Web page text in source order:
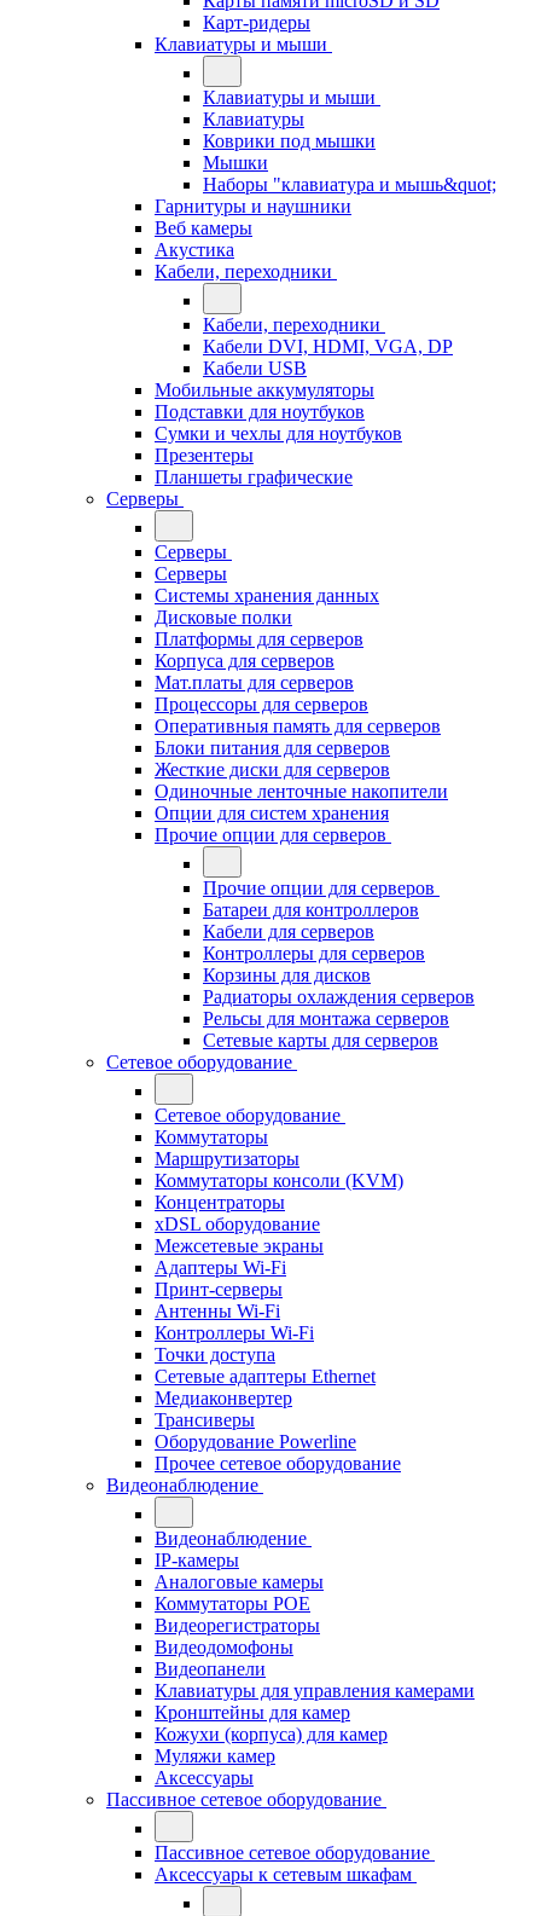
Карт-ридеры
Клавиатуры и мыши
Клавиатуры и мыши
Клавиатуры
Коврики под мышки
Мышки
Наборы "клавиатура и мышь&quot;
Гарнитуры и наушники
Веб камеры
Акустика
Кабели, переходники
Кабели, переходники
Кабели DVI, HDMI, VGA, DP
Кабели USB
Мобильные аккумуляторы
Подставки для ноутбуков
Сумки и чехлы для ноутбуков
Презентеры
Планшеты графические
Серверы
Серверы
Серверы
Системы хранения данных
Дисковые полки
Платформы для серверов
Корпуса для серверов
Мат.платы для серверов
Процессоры для серверов
Оперативныя память для серверов
Блоки питания для серверов
Жесткие диски для серверов
Одиночные ленточные накопители
Опции для систем хранения
Прочие опции для серверов
Прочие опции для серверов
Батареи для контроллеров
Кабели для серверов
Контроллеры для серверов
Корзины для дисков
Радиаторы охлаждения серверов
Рельсы для монтажа серверов
Сетевые карты для серверов
Сетевое оборудование
Сетевое оборудование
Коммутаторы
Маршрутизаторы
Коммутаторы консоли (KVM)
Концентраторы
xDSL оборудование
Межсетевые экраны
Адаптеры Wi-Fi
Принт-серверы
Антенны Wi-Fi
Контроллеры Wi-Fi
Точки доступа
Сетевые адаптеры Ethernet
Медиаконвертер
Трансиверы
Оборудование Powerline
Прочее сетевое оборудование
Видеонаблюдение
Видеонаблюдение
IP-камеры
Аналоговые камеры
Коммутаторы POE
Видеорегистраторы
Видеодомофоны
Видеопанели
Клавиатуры для управления камерами
Кронштейны для камер
Кожухи (корпуса) для камер
Муляжи камер
Аксессуары
Пассивное сетевое оборудование
Пассивное сетевое оборудование
Аксессуары к сетевым шкафам